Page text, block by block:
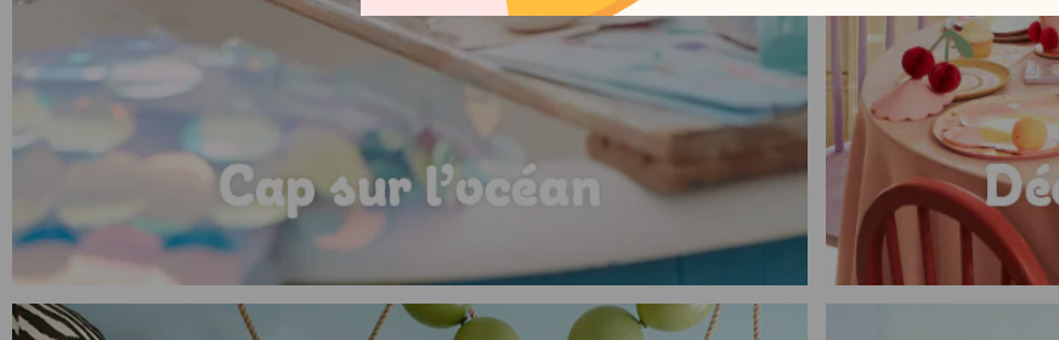
Anniversaire Mer et Océan Déco de Printemps